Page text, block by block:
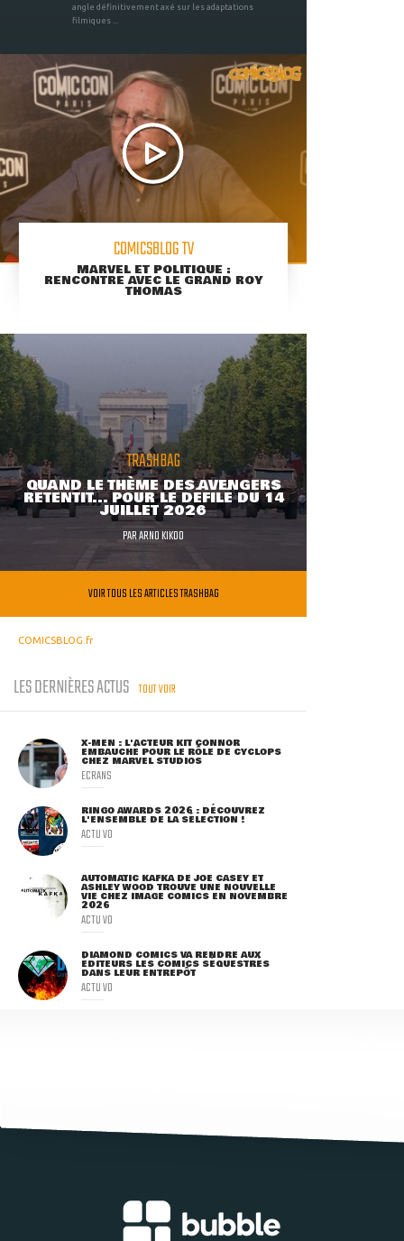
angle définitivement axé sur les adaptations
filmiques ...
COMICSBLOG TV
MARVEL ET POLITIQUE :
RENCONTRE AVEC LE GRAND ROY
THOMAS
TRASHBAG
QUAND LE THÈME DES AVENGERS
RETENTIT... POUR LE DÉFILÉ DU 14
JUILLET 2026
PARARNO KIKOO
VOIR TOUS LES ARTICLES TRASHBAG
COMICSBLOG.fr
LES DERNIÈRES ACTUS TOUT VOIR
X-MEN : L'ACTEUR KIT CONNOR
EMBAUCHÉ POUR LE RÔLE DE CYCLOPS
CHEZ MARVEL STUDIOS
ECRANS
RINGO AWARDS 2026 : DÉCOUVREZ
L'ENSEMBLE DE LA SÉLECTION !
ACTU VO
AUTOMATIC KAFKA DE JOE CASEY ET
ASHLEY WOOD TROUVE UNE NOUVELLE
VIE CHEZ IMAGE COMICS EN NOVEMBRE
2026
ACTU VO
DIAMOND COMICS VA RENDRE AUX
ÉDITEURS LES COMICS SÉQUESTRÉS
DANS LEUR ENTREPÔT
ACTU VO